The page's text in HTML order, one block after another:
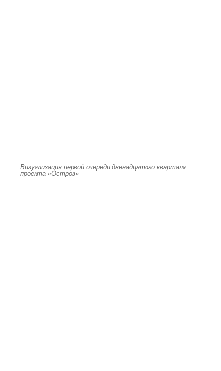
Визуализация первой очереди двенадцатого квартала
проекта «Остров»